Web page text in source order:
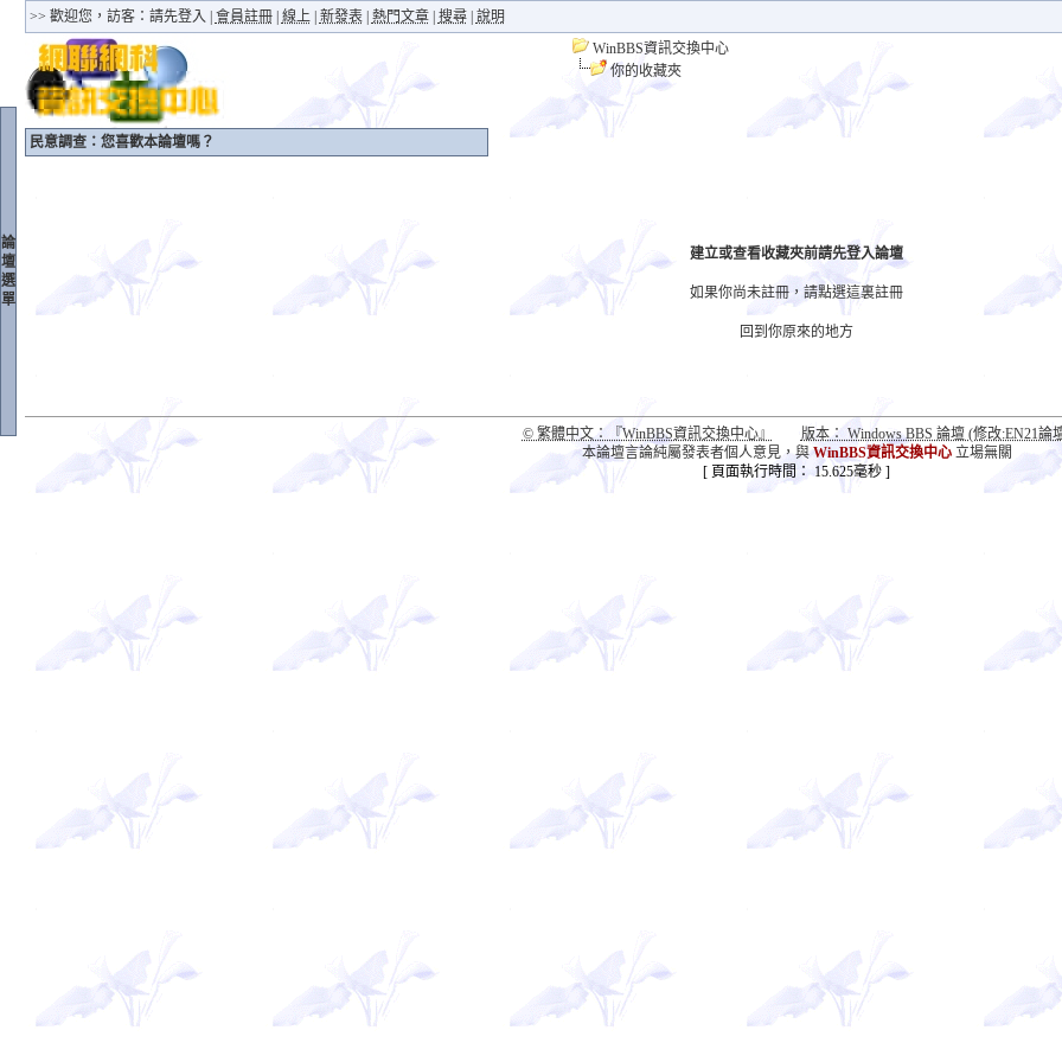
>> 歡迎您，訪客： 請先登入 會員註冊| 線上| 新發表| 熱門文章| 搜尋| 說明
論
壇
選
單
民意調查：您喜歡本論壇嗎？
WinBBS資訊交換中心
你的收藏夾
建立或查看收藏夾前請先登入論壇
如果你尚未註冊，請點選這裏註冊
回到你原來的地方
© 繁體中文：『WinBBS資訊交換中心』
版本： Windows BBS 論壇 (修改:EN21論
本論壇言論純屬發表者個人意見，與WinBBS資訊交換中心 立場無關
[ 頁面執行時間： 15.625毫秒 ]